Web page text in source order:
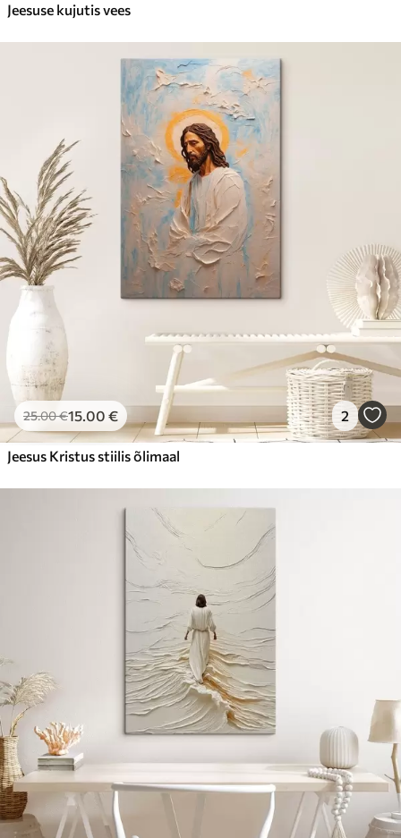
Jeesuse kujutis vees
25.00€15.00 € 2
Jeesus Kristus stiilis õlimaal